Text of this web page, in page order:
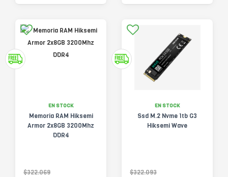
EN STOCK
Memoria RAM Hiksemi
Armor 2x8GB 3200Mhz
DDR4
$322.069
EN STOCK
Ssd M.2 Nvme 1tb G3
Hiksemi Wave
$322.093